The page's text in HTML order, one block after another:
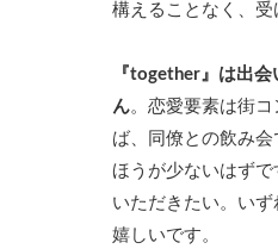
構えることなく、
『together』は出
ん。恋愛要素は街
ば、同僚との飲み
ほうが少ないはず
いただきたい。い
嬉しいです。